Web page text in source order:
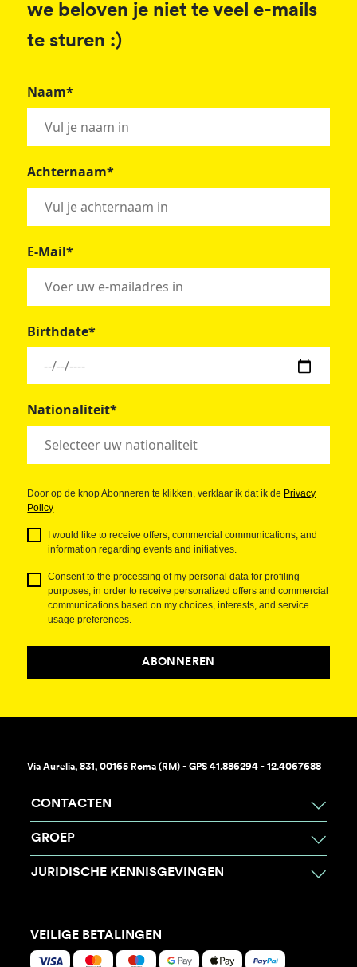
we beloven je niet te veel e-mails
te sturen :)
Naam*
Achternaam*
E-Mail*
Birthdate*
Nationaliteit*
Door op de knop Abonneren te klikken, verklaar ik dat ik de Privacy
Policy
I would like to receive offers, commercial communications, and
information regarding events and initiatives.
Consent to the processing of my personal data for profiling
purposes, in order to receive personalized offers and commercial
communications based on my choices, interests, and service
usage preferences.
ABONNEREN
Via Aurelia, 831, 00165 Roma (RM) - GPS 41.886294 - 12.4067688
CONTACTEN
GROEP
JURIDISCHE KENNISGEVINGEN
VEILIGE BETALINGEN